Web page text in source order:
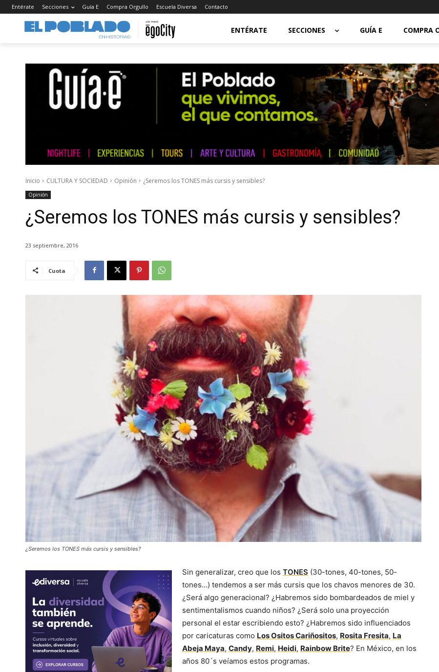
Entérate Secciones Guía E Compra Orgullo Escuela Diversa Contacto
ENTÉRATE SECCIONES GUÍA E COMPRA
Inicio CULTURA Y SOCIEDAD Opinión ¿Seremos los TONES más cursis y sensibles?
Opinión
¿Seremos los TONES más cursis y sensibles?
23 septiembre, 2016
Cuota
¿Seremos los TONES más cursis y sensibles?
Sin generalizar, creo que los TONES (30-tones, 40-tones, 50-
tones…) tendemos a ser más cursis que los chavos menores de 30.
¿Será algo generacional? ¿Habremos sido bombardeados de miel y
sentimentalismos cuando niños? ¿Será solo una proyección
personal el estar escribiendo esto? ¿Habremos sido influenciados
por caricaturas como Los Ositos Cariñositos, Rosita Fresita, La
Abeja Maya, Candy, Remi, Heidi, Rainbow Brite? En México, en los
años 80´s veíamos estos programas.